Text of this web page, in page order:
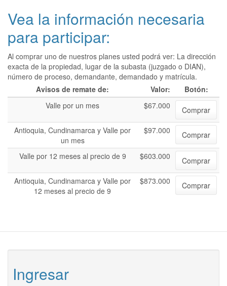
Vea la información necesaria
para participar:
Al comprar uno de nuestros planes usted podrá ver: La dirección
exacta de la propiedad, lugar de la subasta (juzgado o DIAN),
número de proceso, demandante, demandado y matrícula.
Avisos de remate de:
Valor:
Botón:
Valle por un mes
$67.000
Comprar
Antioquia, Cundinamarca y Valle por
un mes
$97.000 Comprar
Valle por 12 meses al precio de 9 $603.000
Comprar
Antioquia, Cundinamarca y Valle por
12 meses al precio de 9
$873.000 Comprar
Ingresar